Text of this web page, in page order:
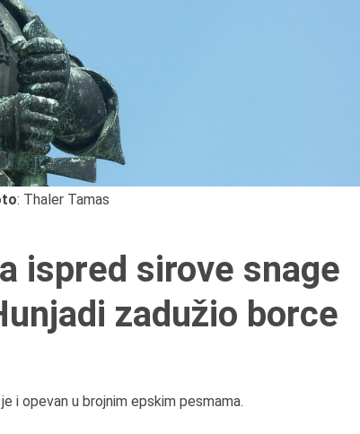
: Thaler Tamas
ispred sirove snage
zadužio borce
i opevan u brojnim epskim pesmama.
6.8.2013.
pilota Jugoslavije.